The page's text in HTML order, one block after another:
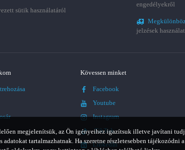
megjelenítsük, az Ön igényeihez igazítsuk illetve javítani
tartalmazhatnak. Ha szeretne részletesebben tájékozódni
sütik használatáról
engedélyekről
jelzések
Kövessen minket
Facebook
Youtube
Instagram
TikTok
LinkedIn